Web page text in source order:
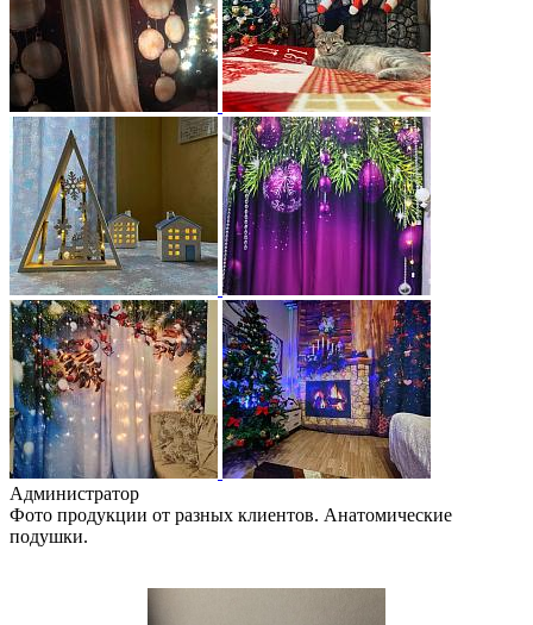
Администратор
Фото продукции от разных клиентов. Анатомические
подушки.